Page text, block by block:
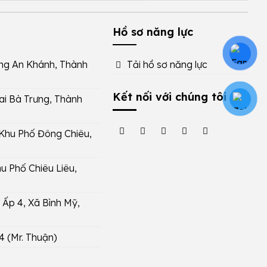
An Khánh, Thành
Bà Trưng, Thành
Phố Đông Chiêu,
Phố Chiêu Liêu,
4, Xã Bình Mỹ,
(Mr. Thuận)
Hồ sơ năng lực
Tải hồ sơ năng lực
Kết nối với chúng tôi